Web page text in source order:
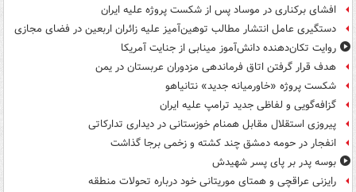
افشای برکناری در موساد پس از شکست پروژه علیه ایران
دستگیری عامل انتشار مطالب توهین‌آمیز علیه زائران اربعین در فضای مجازی
روایت تکان‌دهنده دانش‌آموز مینابی از جنایت آمریکا
هدف قرار گرفتن اتاق‌ فرماندهی مزدوران عربستان در یمن
شکست پروژه «خاورمیانه جدید» نتانیاهو
گزافه‌گویی و لفاظی جدید ترامپ علیه ایران
پیروزی استقلال مقابل همنام خوزستانی در دیداری تدارکاتی
انفجار در حومه دمشق چند کشته و زخمی برجا گذاشت
بوسه‌ پدر بر پای پسر شهیدش
رایزنی عراقچی و همتای موریتانی خود درباره تحولات منطقه